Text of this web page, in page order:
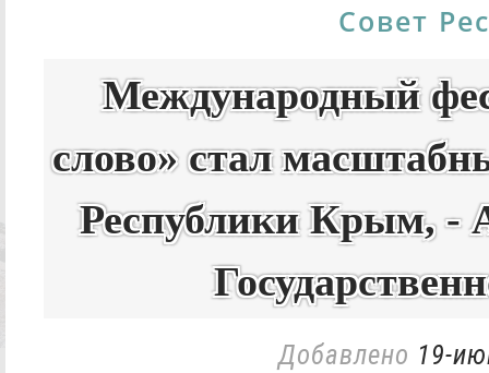
Совет
Международный
слово» стал
Республики Крым, -
Добавлено 19-